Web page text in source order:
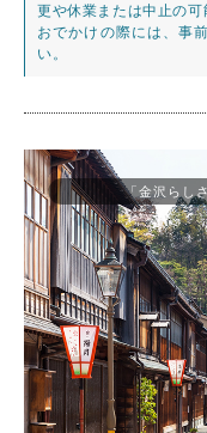
更や休業または中止の可
おでかけの際には、事
い。
「金沢らし